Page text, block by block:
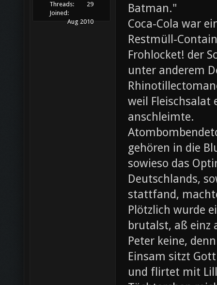
Threads:
29
Joined:
Aug 2010
Batman."
Coca-Cola war
Restmüll-
Frohlocket! der
unter anderem
weil Fleischsalat
anschleimte.
gehören in die
sowieso das
Deutschlands,
stattfand,
Plötzlich wurde
brutalst, aß einz
Peter keine,
Einsam sitzt
und flirtet mit